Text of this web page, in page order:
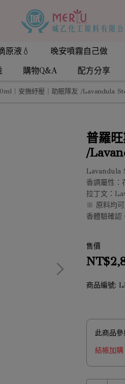
原液💧 晚安噴霧自己做
購物Q&A 配方分享
｜安撫紓壓｜助眠隊友 /Lavandula
普羅
/
Lavandula
香調屬性：
拉丁文：
※ 原料均可
香體驗確認
售價
商品編號:
此商品
結帳加購